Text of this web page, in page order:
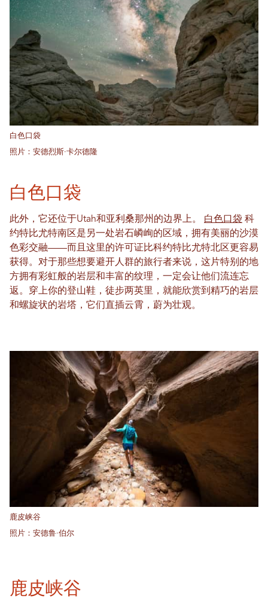
白色口袋
照片：安德烈斯·卡尔德隆
白色口袋
此外，它还位于Utah和亚利桑那州的边界上。 白色口袋 科
约特比尤特南区是另一处岩石嶙峋的区域，拥有美丽的沙漠
色彩交融——而且这里的许可证比科约特比尤特北区更容易
获得。对于那些想要避开人群的旅行者来说，这片特别的地
方拥有彩虹般的岩层和丰富的纹理，一定会让他们流连忘
返。穿上你的登山鞋，徒步两英里，就能欣赏到精巧的岩层
和螺旋状的岩塔，它们直插云霄，蔚为壮观。
鹿皮峡谷
照片：安德鲁·伯尔
鹿皮峡谷